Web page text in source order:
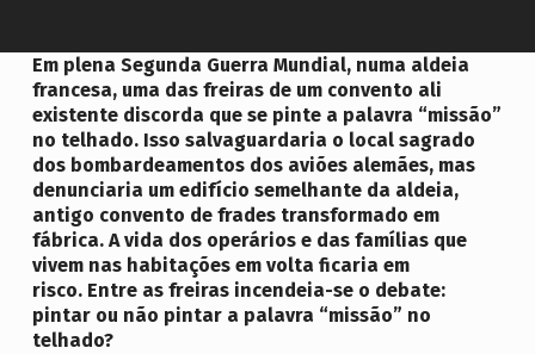
Em plena Segunda Guerra Mundial, numa aldeia
francesa, uma das freiras de um convento ali
existente discorda que se pinte a palavra “missão”
no telhado. Isso salvaguardaria o local sagrado
dos bombardeamentos dos aviões alemães, mas
denunciaria um edifício semelhante da aldeia,
antigo convento de frades transformado em
fábrica. A vida dos operários e das famílias que
vivem nas habitações em volta ficaria em
risco. Entre as freiras incendeia-se o debate:
pintar ou não pintar a palavra “missão” no
telhado?